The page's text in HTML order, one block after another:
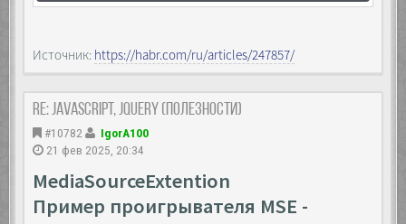
Источник: https://habr.com/ru/articles/247857/
Re: JavaScript, Jquery (полезности)
#10782
IgorA100
21 фев 2025, 20:34
MediaSourceExtention
Пример проигрывателя MSE -